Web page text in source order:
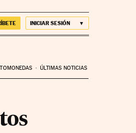
INICIAR SESIÓN
ÚLTIMAS NOTICIAS